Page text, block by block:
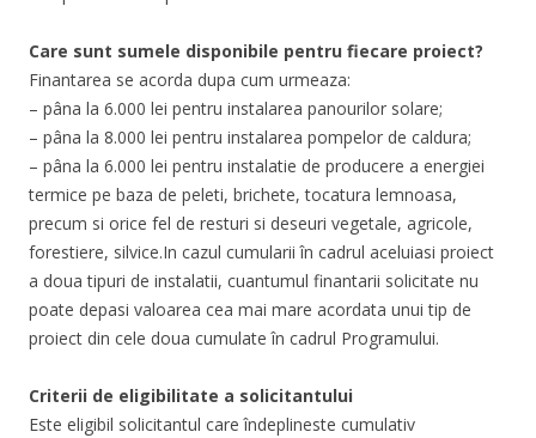
Care sunt sumele disponibile pentru fiecare proiect?
Finantarea se acorda dupa cum urmeaza:
– pâna la 6.000 lei pentru instalarea panourilor solare;
– pâna la 8.000 lei pentru instalarea pompelor de caldura;
– pâna la 6.000 lei pentru instalatie de producere a energiei
termice pe baza de peleti, brichete, tocatura lemnoasa,
precum si orice fel de resturi si deseuri vegetale, agricole,
forestiere, silvice.In cazul cumularii în cadrul aceluiasi proiect
a doua tipuri de instalatii, cuantumul finantarii solicitate nu
poate depasi valoarea cea mai mare acordata unui tip de
proiect din cele doua cumulate în cadrul Programului.
Criterii de eligibilitate a solicitantului
Este eligibil solicitantul care îndeplineste cumulativ